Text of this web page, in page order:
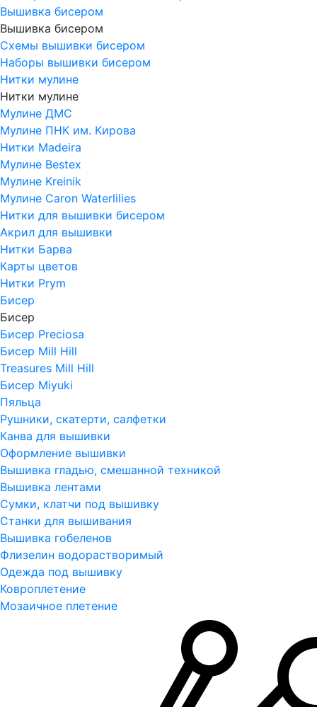
Вышивка бисером
Вышивка бисером
Схемы вышивки бисером
Наборы вышивки бисером
Нитки мулине
Нитки мулине
Мулине ДМС
Мулине ПНК им. Кирова
Нитки Madeira
Мулине Bestex
Мулине Kreinik
Мулине Caron Waterlilies
Нитки для вышивки бисером
Акрил для вышивки
Нитки Барва
Карты цветов
Нитки Prym
Бисер
Бисер
Бисер Preciosa
Бисер Mill Hill
Treasures Mill Hill
Бисер Miyuki
Пяльца
Рушники, скатерти, салфетки
Канва для вышивки
Оформление вышивки
Вышивка гладью, смешанной техникой
Вышивка лентами
Сумки, клатчи под вышивку
Станки для вышивания
Вышивка гобеленов
Флизелин водорастворимый
Одежда под вышивку
Ковроплетение
Мозаичное плетение